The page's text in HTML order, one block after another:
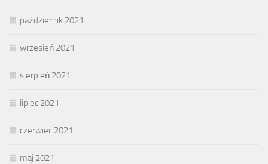
październik 2021
wrzesień 2021
sierpień 2021
lipiec 2021
czerwiec 2021
maj 2021